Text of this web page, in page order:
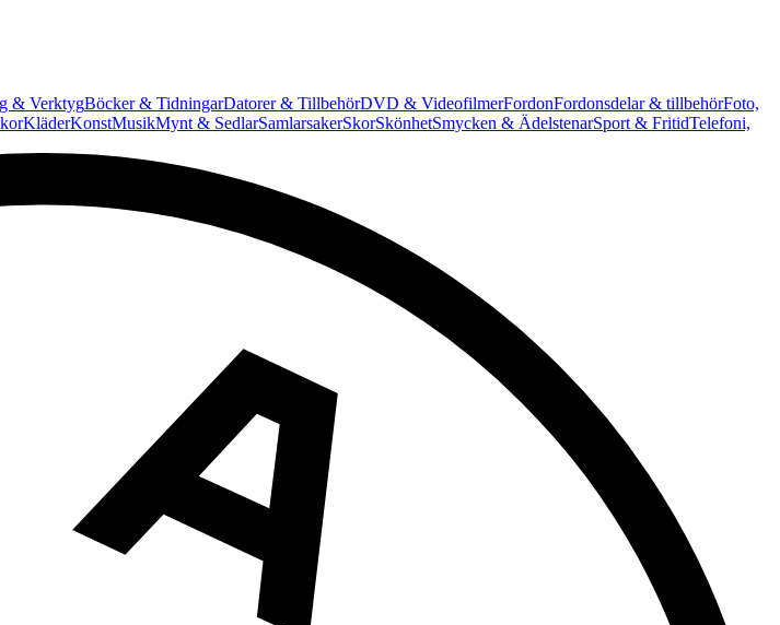
& VerktygBöcker & TidningarDatorer & TillbehörDVD & VideofilmerFordonFordonsdelar & tillbehörFoto,
KläderKonstMusikMynt & SedlarSamlarsakerSkorSkönhetSmycken & ÄdelstenarSport & FritidTelefoni,